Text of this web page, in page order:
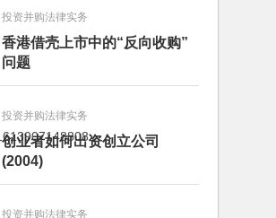
投资并购法律实务
香港借壳上市中的“反向收购”
问题
投资并购法律实务
创业者如何出资创立公司
(2004)
投资并购法律实务